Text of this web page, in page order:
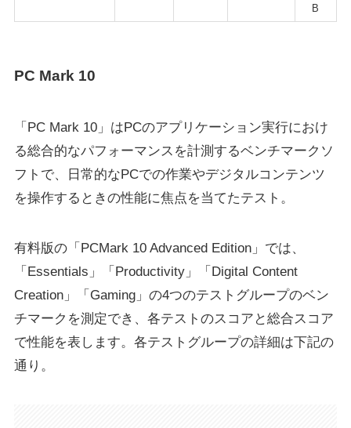
B
PC Mark 10
「PC Mark 10」はPCのアプリケーション実行におけ
る総合的なパフォーマンスを計測するベンチマークソ
フトで、日常的なPCでの作業やデジタルコンテンツ
を操作するときの性能に焦点を当てたテスト。
有料版の「PCMark 10 Advanced Edition」では、
「Essentials」「Productivity」「Digital Content
Creation」「Gaming」の4つのテストグループのベン
チマークを測定でき、各テストのスコアと総合スコア
で性能を表します。各テストグループの詳細は下記の
通り。